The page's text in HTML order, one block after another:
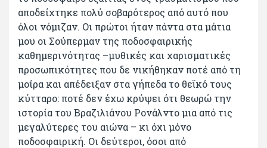
αποδείχτηκε πολύ σοβαρότερος από αυτό που
όλοι νόμιζαν. Οι πρώτοι ήταν πάντα στα μάτια
μου οι Σούπερμαν της ποδοσφαιρικής
καθημερινότητας –μυθικές και χαρισματικές
προσωπικότητες που δε νικήθηκαν ποτέ από τη
μοίρα και απέδειξαν στα γήπεδα το θεϊκό τους
κύτταρο: ποτέ δεν έχω κρύψει ότι θεωρώ την
ιστορία του Βραζιλιάνου Ρονάλντο μια από τις
μεγαλύτερες του αιώνα – κι όχι μόνο
ποδοσφαιρική. Οι δεύτεροι, όσοι από